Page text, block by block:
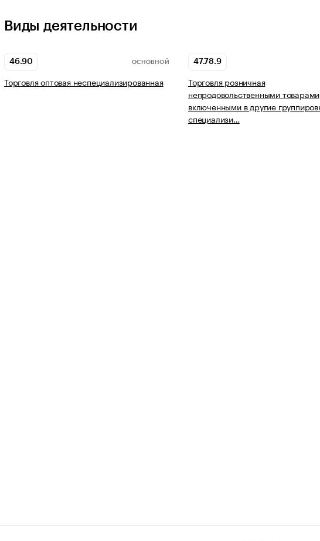
Виды деятельности
46.90 ОСНОВНОЙ
Торговля оптовая неспециализированная
47.78.9
Торговля розничная
непродовольственными
включенными в другие
специализи…